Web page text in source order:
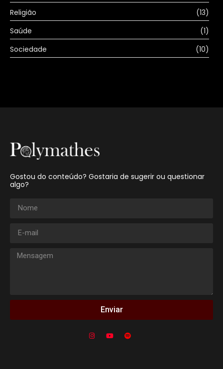
Religião
(13)
Saúde
(1)
Sociedade
(10)
Gostou do conteúdo? Gostaria de sugerir ou questionar
algo?
Enviar